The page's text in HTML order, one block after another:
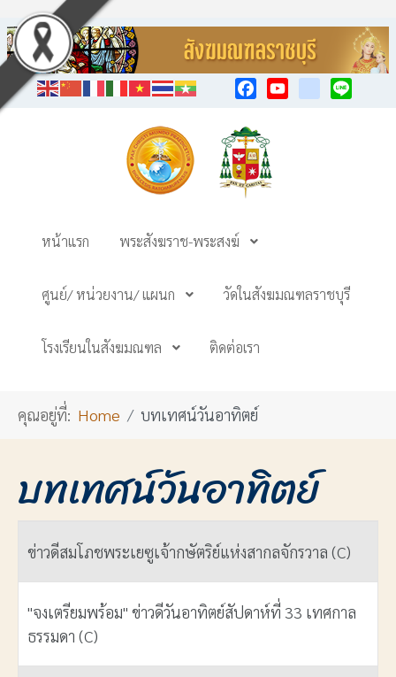
หน้าแรก พระสังฆราช-พระสงฆ์
ศูนย์/ หน่วยงาน/ แผนก วัดในสังฆมณฑลราชบุรี
โรงเรียนในสังฆมณฑล ติดต่อเรา
คุณอยู่ที่: Home บทเทศน์วันอาทิตย์
บทเทศน์วันอาทิตย์
ชื่อ
ข่าวดีสมโภชพระเยซูเจ้ากษัตริย์แห่งสากลจักรวาล (C)
"จงเตรียมพร้อม" ข่าวดีวันอาทิตย์สัปดาห์ที่ 33 เทศกาล
ธรรมดา (C)